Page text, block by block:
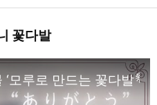
꽃다발
루로 만드는 꽃다발💐